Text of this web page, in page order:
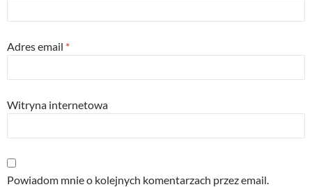
Adres email *
Witryna internetowa
Powiadom mnie o kolejnych komentarzach przez email.